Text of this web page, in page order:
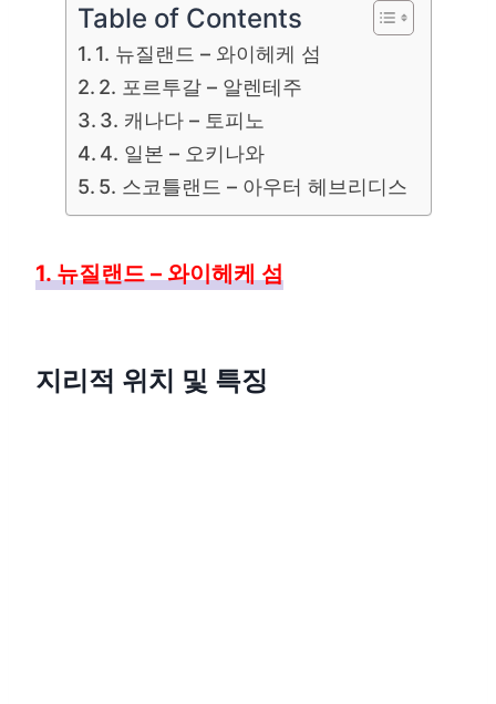
Table of Contents
1. 뉴질랜드 – 와이헤케 섬
2. 포르투갈 – 알렌테주
3. 캐나다 – 토피노
4. 일본 – 오키나와
5. 스코틀랜드 – 아우터 헤브리디스
1. 뉴질랜드 – 와이헤케 섬
지리적 위치 및 특징